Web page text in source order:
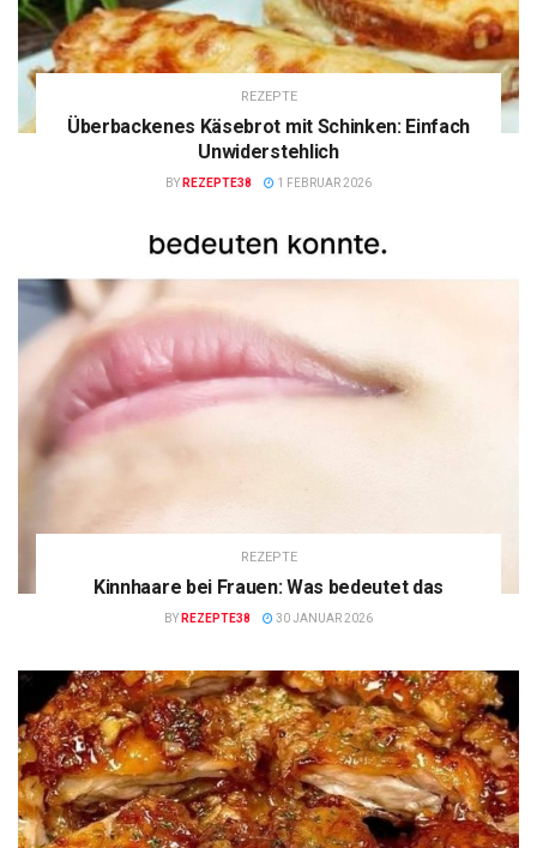
REZEPTE
Überbackenes Käsebrot mit Schinken: Einfach
Unwiderstehlich
BY REZEPTE38 1 FEBRUAR 2026
REZEPTE
Kinnhaare bei Frauen: Was bedeutet das
BY REZEPTE38 30 JANUAR 2026